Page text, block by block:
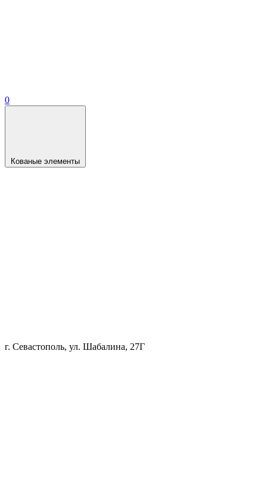
0
Кованые элементы
г. Севастополь, ул. Шабалина, 27Г